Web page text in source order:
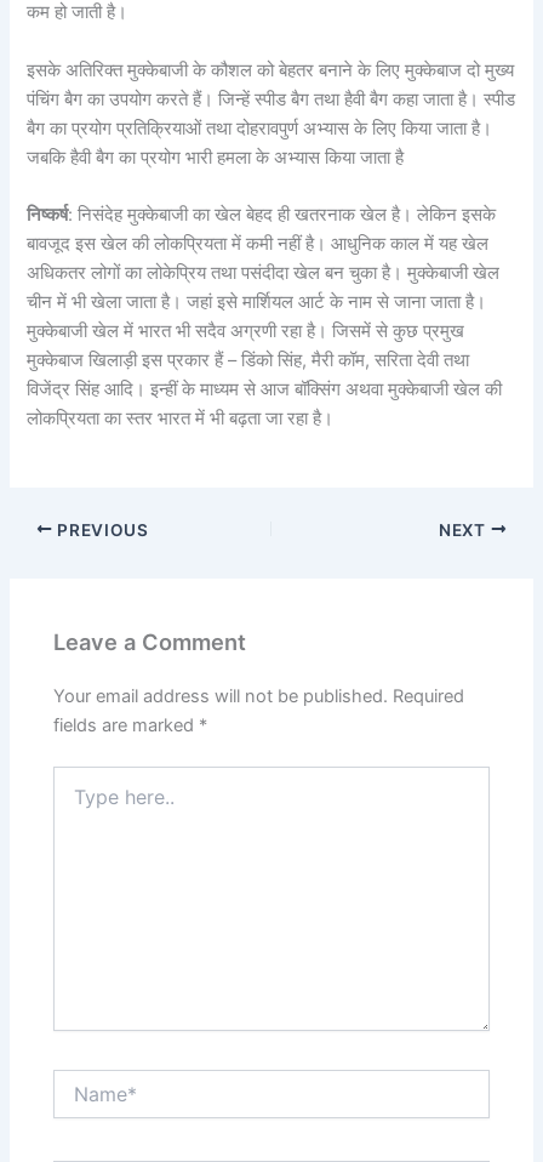
कम हो जाती है।
इसके अतिरिक्त मुक्केबाजी के कौशल को बेहतर बनाने के लिए मुक्केबाज दो मुख्य
पंचिंग बैग का उपयोग करते हैं। जिन्हें स्पीड बैग तथा हैवी बैग कहा जाता है। स्पीड
बैग का प्रयोग प्रतिक्रियाओं तथा दोहरावपुर्ण अभ्यास के लिए किया जाता है।
जबकि हैवी बैग का प्रयोग भारी हमला के अभ्यास किया जाता है
निष्कर्ष: निसंदेह मुक्केबाजी का खेल बेहद ही खतरनाक खेल है। लेकिन इसके
बावजूद इस खेल की लोकप्रियता में कमी नहीं है। आधुनिक काल में यह खेल
अधिकतर लोगों का लोकेप्रिय तथा पसंदीदा खेल बन चुका है। मुक्केबाजी खेल
चीन में भी खेला जाता है। जहां इसे मार्शियल आर्ट के नाम से जाना जाता है।
मुक्केबाजी खेल में भारत भी सदैव अग्रणी रहा है। जिसमें से कुछ प्रमुख
मुक्केबाज खिलाड़ी इस प्रकार हैं – डिंको सिंह, मैरी कॉम, सरिता देवी तथा
विजेंद्र सिंह आदि। इन्हीं के माध्यम से आज बॉक्सिंग अथवा मुक्केबाजी खेल की
लोकप्रियता का स्तर भारत में भी बढ़ता जा रहा है।
PREVIOUS NEXT
Leave a Comment
Your email address will not be published. Required
fields are marked *
here..